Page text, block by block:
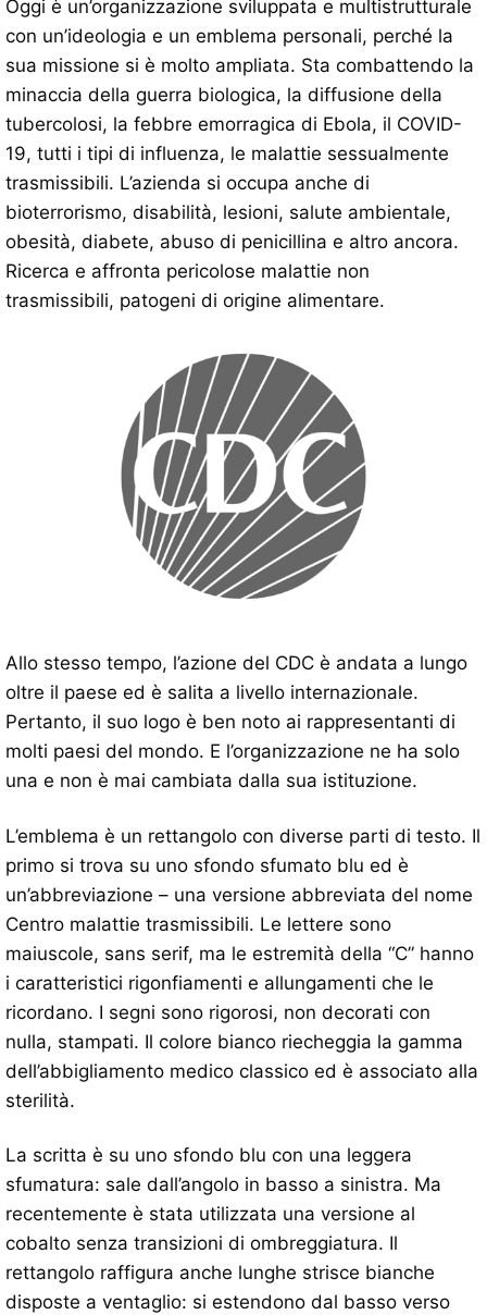
Oggi è un’organizzazione sviluppata e multistrutturale
con un’ideologia e un emblema personali, perché la
sua missione si è molto ampliata. Sta combattendo la
minaccia della guerra biologica, la diffusione della
tubercolosi, la febbre emorragica di Ebola, il COVID-
19, tutti i tipi di influenza, le malattie sessualmente
trasmissibili. L’azienda si occupa anche di
bioterrorismo, disabilità, lesioni, salute ambientale,
obesità, diabete, abuso di penicillina e altro ancora.
Ricerca e affronta pericolose malattie non
trasmissibili, patogeni di origine alimentare.
Allo stesso tempo, l’azione del CDC è andata a lungo
oltre il paese ed è salita a livello internazionale.
Pertanto, il suo logo è ben noto ai rappresentanti di
molti paesi del mondo. E l’organizzazione ne ha solo
una e non è mai cambiata dalla sua istituzione.
L’emblema è un rettangolo con diverse parti di testo. Il
primo si trova su uno sfondo sfumato blu ed è
un’abbreviazione – una versione abbreviata del nome
Centro malattie trasmissibili. Le lettere sono
maiuscole, sans serif, ma le estremità della “C” hanno
i caratteristici rigonfiamenti e allungamenti che le
ricordano. I segni sono rigorosi, non decorati con
nulla, stampati. Il colore bianco riecheggia la gamma
dell’abbigliamento medico classico ed è associato alla
sterilità.
La scritta è su uno sfondo blu con una leggera
sfumatura: sale dall’angolo in basso a sinistra. Ma
recentemente è stata utilizzata una versione al
cobalto senza transizioni di ombreggiatura. Il
rettangolo raffigura anche lunghe strisce bianche
disposte a ventaglio: si estendono dal basso verso